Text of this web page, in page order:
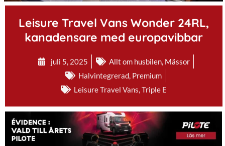
Leisure Travel Vans Wonder 24RL,
kanadensare med europavibbar
juli 5, 2025 Allt om husbilen, Mässor
Halvintegrerad, Premium
Leisure Travel Vans,Triple E